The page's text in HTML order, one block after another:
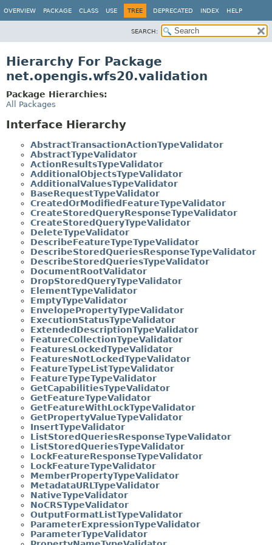
OVERVIEW PACKAGE CLASS USE TREE DEPRECATED INDEX HELP
SEARCH:
Hierarchy For Package
net.opengis.wfs20.validation
Package Hierarchies:
All Packages
Interface Hierarchy
AbstractTransactionActionTypeValidator
AbstractTypeValidator
ActionResultsTypeValidator
AdditionalObjectsTypeValidator
AdditionalValuesTypeValidator
BaseRequestTypeValidator
CreatedOrModifiedFeatureTypeValidator
CreateStoredQueryResponseTypeValidator
CreateStoredQueryTypeValidator
DeleteTypeValidator
DescribeFeatureTypeTypeValidator
DescribeStoredQueriesResponseTypeValidator
DescribeStoredQueriesTypeValidator
DocumentRootValidator
DropStoredQueryTypeValidator
ElementTypeValidator
EmptyTypeValidator
EnvelopePropertyTypeValidator
ExecutionStatusTypeValidator
ExtendedDescriptionTypeValidator
FeatureCollectionTypeValidator
FeaturesLockedTypeValidator
FeaturesNotLockedTypeValidator
FeatureTypeListTypeValidator
FeatureTypeTypeValidator
GetCapabilitiesTypeValidator
GetFeatureTypeValidator
GetFeatureWithLockTypeValidator
GetPropertyValueTypeValidator
InsertTypeValidator
ListStoredQueriesResponseTypeValidator
ListStoredQueriesTypeValidator
LockFeatureResponseTypeValidator
LockFeatureTypeValidator
MemberPropertyTypeValidator
MetadataURLTypeValidator
NativeTypeValidator
NoCRSTypeValidator
OutputFormatListTypeValidator
ParameterExpressionTypeValidator
ParameterTypeValidator